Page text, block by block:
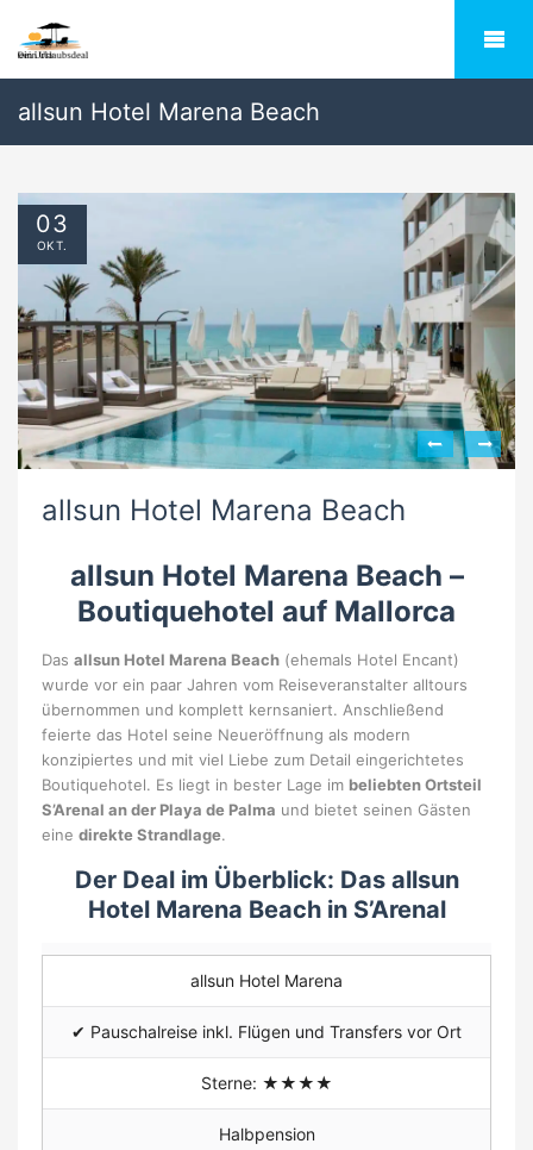
allsun Hotel Marena Beach
allsun Hotel Marena Beach
allsun Hotel Marena Beach –
Boutiquehotel auf Mallorca
Das allsun Hotel Marena Beach (ehemals Hotel Encant)
wurde vor ein paar Jahren vom Reiseveranstalter alltours
übernommen und komplett kernsaniert. Anschließend
feierte das Hotel seine Neueröffnung als modern
konzipiertes und mit viel Liebe zum Detail eingerichtetes
Boutiquehotel. Es liegt in bester Lage im beliebten Ortsteil
S’Arenal an der Playa de Palma und bietet seinen Gästen
eine direkte Strandlage.
Der Deal im Überblick: Das allsun
Hotel Marena Beach in S’Arenal
allsun Hotel Marena
✔ Pauschalreise inkl. Flügen und Transfers vor Ort
Sterne: ★★★★
Halbpension
03
OKT.